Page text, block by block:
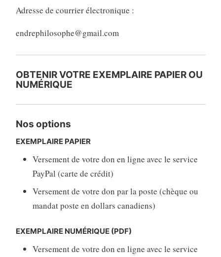
Adresse de courrier électronique :
endrephilosophe@gmail.com
OBTENIR VOTRE EXEMPLAIRE PAPIER OU
NUMÉRIQUE
Nos options
EXEMPLAIRE PAPIER
Versement de votre don en ligne avec le service
PayPal (carte de crédit)
Versement de votre don par la poste (chèque ou
mandat poste en dollars canadiens)
EXEMPLAIRE NUMÉRIQUE (PDF)
Versement de votre don en ligne avec le service